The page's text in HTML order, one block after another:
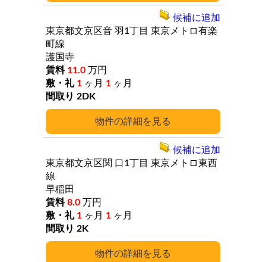
詳細
東京都文京区音 羽1丁目 東京メトロ有楽
町線
護国寺
11.0 万円
1 ヶ月 1 ヶ月
2DK
候補に追加
詳細
東京都文京区関 口1丁目 東京メトロ東西
線
早稲田
8.0 万円
1 ヶ月 1 ヶ月
2K
候補に追加